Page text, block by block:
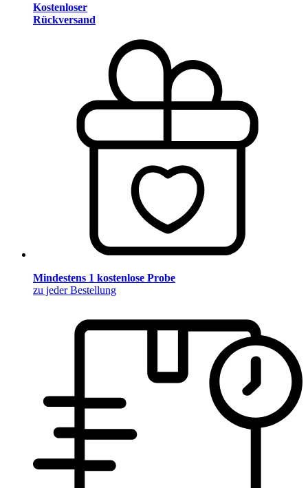
Kostenloser
Rückversand
Mindestens 1 kostenlose Probe
zu jeder Bestellung